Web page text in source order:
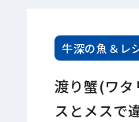
牛深の魚＆レ
渡り蟹(ワタ
スとメスで